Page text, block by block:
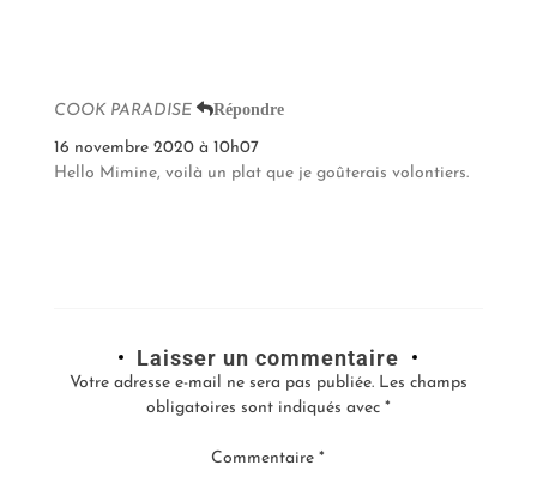
COOK PARADISE Répondre
16 novembre 2020 à 10h07
Hello Mimine, voilà un plat que je goûterais volontiers.
Laisser un commentaire
Votre adresse e-mail ne sera pas publiée. Les champs
obligatoires sont indiqués avec *
Commentaire*